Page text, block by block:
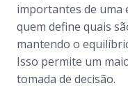
importantes de uma
quem define quais
mantendo o
Isso permite um
tomada de decisão.